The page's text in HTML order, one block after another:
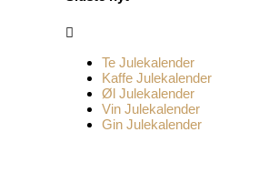
Menu
Te Julekalender
Kaffe Julekalender
Øl Julekalender
Vin Julekalender
Gin Julekalender